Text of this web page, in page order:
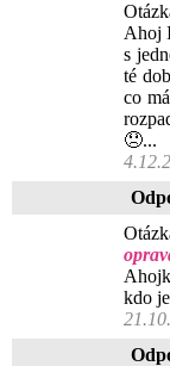
Ahoj
s
té
co
😞...
kdo